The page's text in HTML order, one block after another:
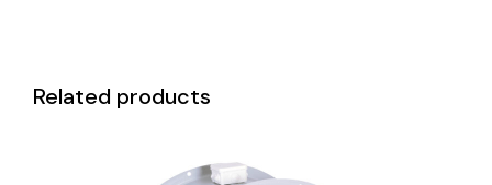
Related products